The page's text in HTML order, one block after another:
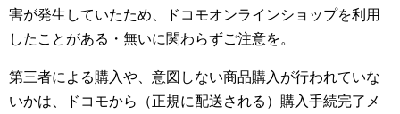
害が発生していたため、ドコモオンラインショップを利用
したことがある・無いに関わらずご注意を。
第三者による購入や、意図しない商品購入が行われていな
いかは、ドコモから（正規に配送される）購入手続完了メ